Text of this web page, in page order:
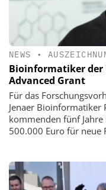
NEWS •
Bioinformatiker der
Advanced Grant
Für das
Jenaer Bioinformatiker
kommenden fünf
500.000 Euro für neue